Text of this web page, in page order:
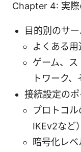
Chapter 4: 実際
目的別のサ
よくある
ゲーム、
トワーク
接続設定のポ
プロトコ
IKEv2など）
暗号化レ